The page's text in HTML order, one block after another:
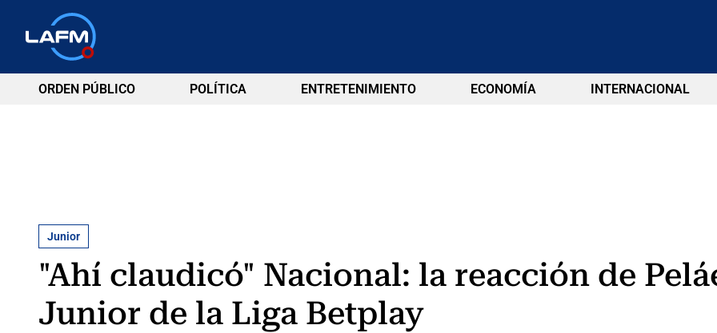
ORDEN PÚBLICO POLÍTICA ENTRETENIMIENTO ECONOMÍA INTERNACIONAL
Junior
"Ahí claudicó" Nacional: la reacción de
Junior de la Liga Betplay